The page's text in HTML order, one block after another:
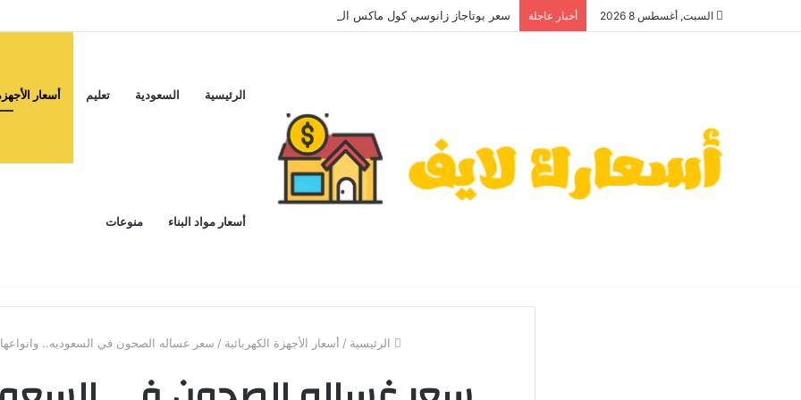
السبت, أغسطس 8 2026 أخبار عاجلة سعر بوتاجاز زانوسي كول ماكس اليوم ..و5 عيوب
الرئيسية السعودية تعليم أسعار
أسعار مواد البناء منوعات
الرئيسية / أسعار الأجهزة الكهربائية / سعر غساله الصحون في السعوديه.. وانواعها